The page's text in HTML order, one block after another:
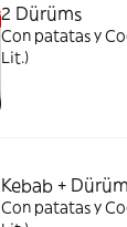
2 Dürüms
Con patatas y
Lit.)
Kebab + Dürüm
Con patatas y